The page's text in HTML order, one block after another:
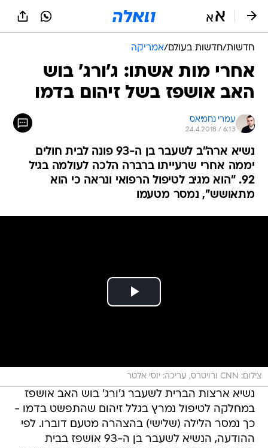
חדשות/חדשות בעולם/אמריקה
אחרי מות אשתו: ג'ורג' בוש
האב אושפז בשל זיהום בדמו
עמרי נחמיאס
24.4.2018 / 6:13
נשיא ארה"ב לשעבר בן ה-93 פונה לבית חולים
יממה אחרי שרעייתו ברברה הלכה לעולמה בגיל
92. "הוא מגיב לטיפול הרפואי ונראה כי הוא
מתאושש", נמסר מטעמו
צילום: CNN ורויטרס, עריכה: יוסי אלטר
נשיא ארצות הברית לשעבר ג'ורג' בוש האב אושפז
במחלקה לטיפול נמרץ בגלל זיהום שהתפשט בדמו -
כך נמסר הלילה (שלישי) בהצהרה מטעם דוברו. לפי
ההודעה, הנשיא לשעבר בן ה-93 אושפז בבית